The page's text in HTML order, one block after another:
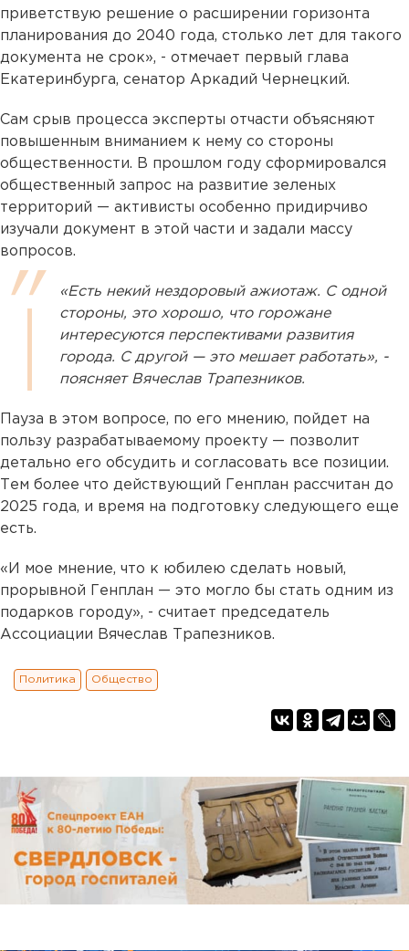
приветствую решение о расширении горизонта
планирования до 2040 года, столько лет для такого
документа не срок», - отмечает первый глава
Екатеринбурга, сенатор Аркадий Чернецкий.
Сам срыв процесса эксперты отчасти объясняют
повышенным вниманием к нему со стороны
общественности. В прошлом году сформировался
общественный запрос на развитие зеленых
территорий — активисты особенно придирчиво
изучали документ в этой части и задали массу
вопросов.
«Есть некий нездоровый ажиотаж. С одной
стороны, это хорошо, что горожане
интересуются перспективами развития
города. С другой — это мешает работать», -
поясняет Вячеслав Трапезников.
Пауза в этом вопросе, по его мнению, пойдет на
пользу разрабатываемому проекту — позволит
детально его обсудить и согласовать все позиции.
Тем более что действующий Генплан рассчитан до
2025 года, и время на подготовку следующего еще
есть.
«И мое мнение, что к юбилею сделать новый,
прорывной Генплан — это могло бы стать одним из
подарков городу», - считает председатель
Ассоциации Вячеслав Трапезников.
Политика Общество